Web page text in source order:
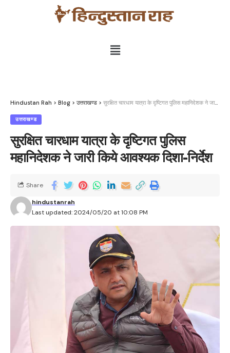
Hindustan Rah > Blog > उत्तराखण्ड > सुरक्षित चारधाम यात्रा के दृष्टिगत पुलिस महानिदेशक ने जारी किये आवश्यक दिशा-निर्देश
उत्तराखण्ड
सुरक्षित चारधाम यात्रा के दृष्टिगत पुलिस
महानिदेशक ने जारी किये आवश्यक दिशा-निर्देश
Last updated: 2024/05/20 at 10:08 PM
hindustanrah
Share